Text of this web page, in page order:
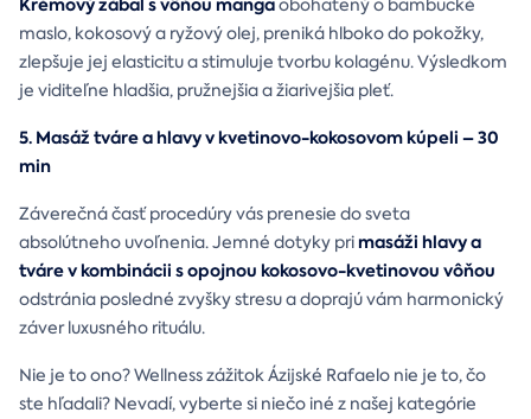
obohatený o bambucké
maslo, kokosový a ryžový olej, preniká hlboko do pokožky,
zlepšuje jej elasticitu a stimuluje tvorbu kolagénu. Výsledkom
je viditeľne hladšia, pružnejšia a žiarivejšia pleť.
5. Masáž tváre a hlavy v kvetinovo-kokosovom kúpeli – 30
min
Záverečná časť procedúry vás prenesie do sveta
absolútneho uvoľnenia. Jemné dotyky primasáži hlavy a
tváre v kombinácii s opojnou kokosovo-kvetinovou vôňou
odstránia posledné zvyšky stresu a doprajú vám harmonický
záver luxusného rituálu.
Nie je to ono? Wellness zážitok Ázijské Rafaelo nie je to, čo
ste hľadali? Nevadí, vyberte si niečo iné z našej kategórie